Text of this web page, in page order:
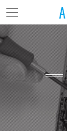
トップ
最新情報とブログ
料金表
よくある質問
店舗情報